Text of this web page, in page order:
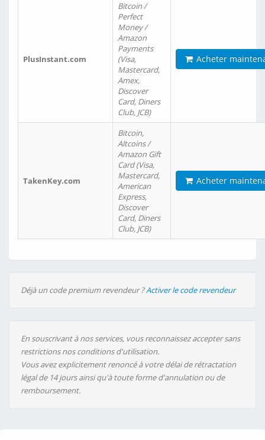
PlusInstant.com
Bitcoin /
Perfect
Money /
Amazon
Payments
(Visa,
Mastercard,
Amex,
Discover
Card, Diners
Club, JCB)
Acheter
TakenKey.com
Bitcoin,
Altcoins /
Amazon Gift
Card (Visa,
Mastercard,
American
Express,
Discover
Card, Diners
Club, JCB)
Acheter
Déjà un code premium revendeur ?Activer le code revendeur
En souscrivant à nos services, vous reconnaissez accepter sans
restrictions nos conditions d'utilisation.
Vous avez explicitement renoncé à votre délai de rétractation
légal de 14 jours ainsi qu'à toute forme d'annulation ou de
remboursement.